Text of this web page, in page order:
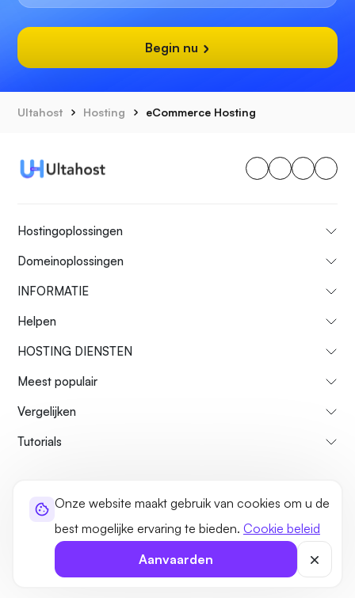
Onze website maakt gebruik van cookies om u de
best mogelijke ervaring te bieden. Cookie beleid
Aanvaarden
Begin nu
Ultahost Hosting eCommerce Hosting
Hostingoplossingen
Domeinoplossingen
INFORMATIE
Helpen
HOSTING DIENSTEN
Meest populair
Vergelijken
Tutorials
Sitemap
©2026 UltaHost - Alle rechten voorbehouden